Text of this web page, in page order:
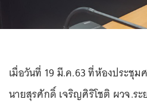
เมื่อวันที่ 19 มี.ค.63 ที่ห้องประชุม
นายสุรศักดิ์ เจริญศิริโชติ ผวจ.ร